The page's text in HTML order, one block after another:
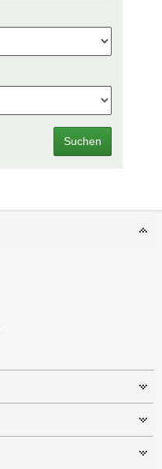
Suchen